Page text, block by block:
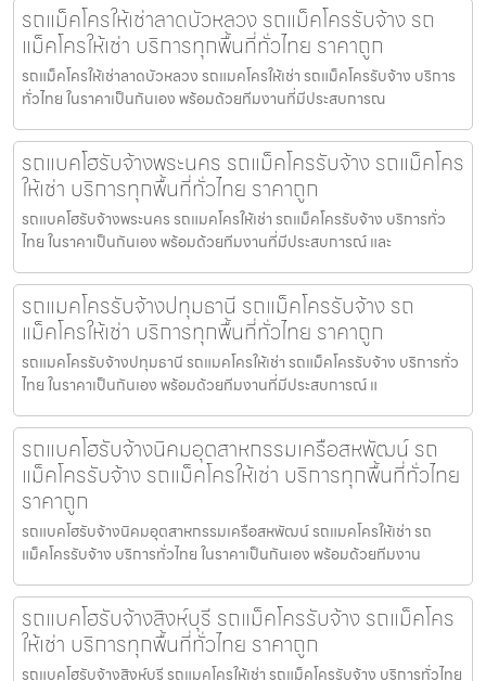
รถแม็คโครให้เช่าลาดบัวหลวง รถแม็คโครรับจ้าง รถ
แม็คโครให้เช่า บริการทุกพื้นที่ทั่วไทย ราคาถูก
รถแม็คโครให้เช่าลาดบัวหลวง รถแมคโครให้เช่า รถแม็คโครรับจ้าง บริการ
ทั่วไทย ในราคาเป็นกันเอง พร้อมด้วยทีมงานที่มีประสบการณ
รถแบคโฮรับจ้างพระนคร รถแม็คโครรับจ้าง รถแม็คโคร
ให้เช่า บริการทุกพื้นที่ทั่วไทย ราคาถูก
รถแบคโฮรับจ้างพระนคร รถแมคโครให้เช่า รถแม็คโครรับจ้าง บริการทั่ว
ไทย ในราคาเป็นกันเอง พร้อมด้วยทีมงานที่มีประสบการณ์ และ
รถแมคโครรับจ้างปทุมธานี รถแม็คโครรับจ้าง รถ
แม็คโครให้เช่า บริการทุกพื้นที่ทั่วไทย ราคาถูก
รถแมคโครรับจ้างปทุมธานี รถแมคโครให้เช่า รถแม็คโครรับจ้าง บริการทั่ว
ไทย ในราคาเป็นกันเอง พร้อมด้วยทีมงานที่มีประสบการณ์ แ
รถแบคโฮรับจ้างนิคมอุตสาหกรรมเครือสหพัฒน์ รถ
แม็คโครรับจ้าง รถแม็คโครให้เช่า บริการทุกพื้นที่ทั่วไทย
ราคาถูก
รถแบคโฮรับจ้างนิคมอุตสาหกรรมเครือสหพัฒน์ รถแมคโครให้เช่า รถ
แม็คโครรับจ้าง บริการทั่วไทย ในราคาเป็นกันเอง พร้อมด้วยทีมงาน
รถแบคโฮรับจ้างสิงห์บุรี รถแม็คโครรับจ้าง รถแม็คโคร
ให้เช่า บริการทุกพื้นที่ทั่วไทย ราคาถูก
รถแบคโฮรับจ้างสิงห์บุรี รถแมคโครให้เช่า รถแม็คโครรับจ้าง บริการทั่วไทย